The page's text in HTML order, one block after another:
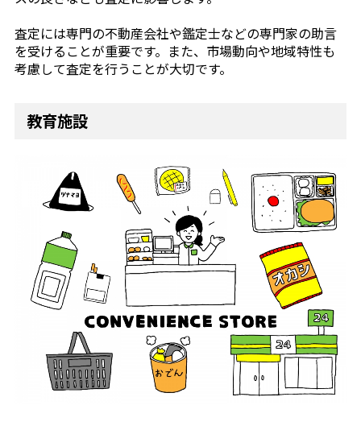
査定には専門の不動産会社や鑑定士などの専門家の助言
を受けることが重要です。また、市場動向や地域特性も
考慮して査定を行うことが大切です。
教育施設